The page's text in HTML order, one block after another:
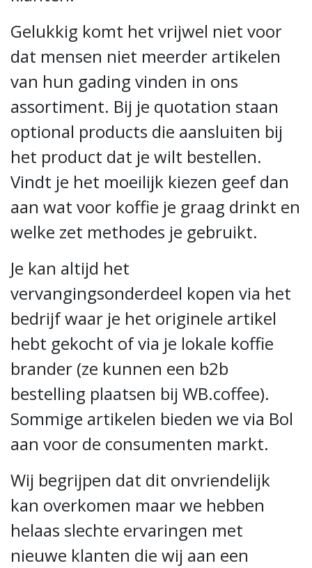
Gelukkig komt het vrijwel niet voor
dat mensen niet meerder artikelen
van hun gading vinden in ons
assortiment. Bij je quotation staan
optional products die aansluiten bij
het product dat je wilt bestellen.
Vindt je het moeilijk kiezen geef dan
aan wat voor koffie je graag drinkt en
welke zet methodes je gebruikt.
Je kan altijd het
vervangingsonderdeel kopen via het
bedrijf waar je het originele artikel
hebt gekocht of via je lokale koffie
brander (ze kunnen een b2b
bestelling plaatsen bij WB.coffee).
Sommige artikelen bieden we via Bol
aan voor de consumenten markt.
Wij begrijpen dat dit onvriendelijk
kan overkomen maar we hebben
helaas slechte ervaringen met
nieuwe klanten die wij aan een